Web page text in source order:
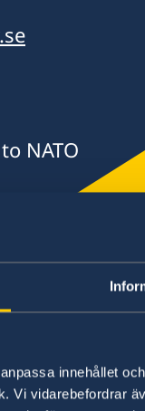
innehållet
Vi vidarebefordrar
NATO